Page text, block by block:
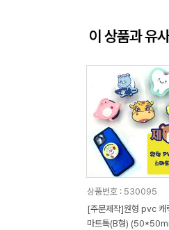
이 상품과 유
상품번호 : 530095
[주문제작]원형 pvc 캐
마트톡(B형)